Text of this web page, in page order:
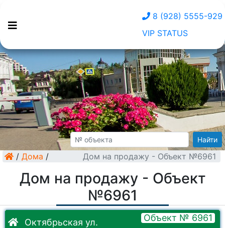
8 (928) 5555-929
VIP STATUS
Найти
/ Дома / Дом на продажу - Объект №6961
Дом на продажу - Объект
№6961
Октябрьская ул. Объект № 6961